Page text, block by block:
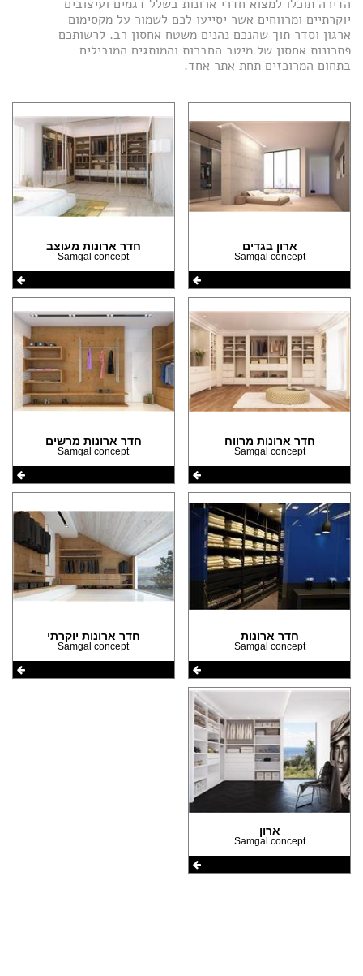
(7)
(1)
הדירה תוכלו למצוא חדרי ארונות בשלל דגמים ועיצובים
יוקרתיים ומרווחים אשר יסייעו לכם לשמור על מקסימום
ארגון וסדר תוך שהנכם נהנים משטח אחסון רב. לרשותכם
פתרונות אחסון של מיטב החברות והמותגים המובילים
בתחום המרוכזים תחת אתר אחד.
ארון בגדים
Samgal concept
חדר ארונות מעוצב
Samgal concept
חדר ארונות מרווח
Samgal concept
חדר ארונות מרשים
Samgal concept
חדר ארונות
Samgal concept
חדר ארונות יוקרתי
Samgal concept
ארון
Samgal concept
הצהרת נגישות